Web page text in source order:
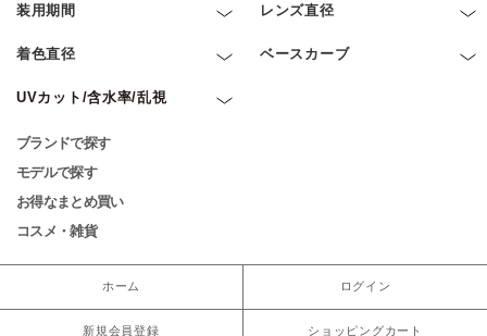
装用期間 レンズ直径
着色直径 ベースカーブ
UVカット/含水率/乱視
ブランドで探す
モデルで探す
お得なまとめ買い
コスメ・雑貨
ホーム ログイン
新規会員登録 ショッピングカート